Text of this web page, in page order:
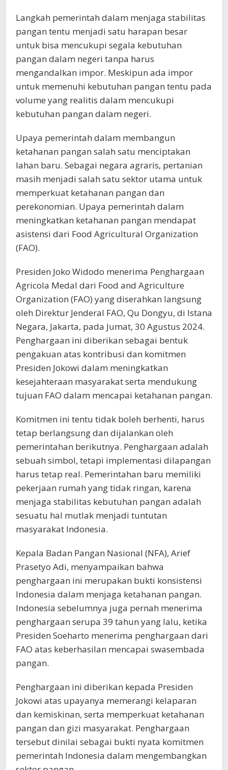
Langkah pemerintah dalam menjaga stabilitas
pangan tentu menjadi satu harapan besar
untuk bisa mencukupi segala kebutuhan
pangan dalam negeri tanpa harus
mengandalkan impor. Meskipun ada impor
untuk memenuhi kebutuhan pangan tentu pada
volume yang realitis dalam mencukupi
kebutuhan pangan dalam negeri.
Upaya pemerintah dalam membangun
ketahanan pangan salah satu menciptakan
lahan baru. Sebagai negara agraris, pertanian
masih menjadi salah satu sektor utama untuk
memperkuat ketahanan pangan dan
perekonomian. Upaya pemerintah dalam
meningkatkan ketahanan pangan mendapat
asistensi dari Food Agricultural Organization
(FAO).
Presiden Joko Widodo menerima Penghargaan
Agricola Medal dari Food and Agriculture
Organization (FAO) yang diserahkan langsung
oleh Direktur Jenderal FAO, Qu Dongyu, di Istana
Negara, Jakarta, pada Jumat, 30 Agustus 2024.
Penghargaan ini diberikan sebagai bentuk
pengakuan atas kontribusi dan komitmen
Presiden Jokowi dalam meningkatkan
kesejahteraan masyarakat serta mendukung
tujuan FAO dalam mencapai ketahanan pangan.
Komitmen ini tentu tidak boleh berhenti, harus
tetap berlangsung dan dijalankan oleh
pemerintahan berikutnya. Penghargaan adalah
sebuah simbol, tetapi implementasi dilapangan
harus tetap real. Pemerintahan baru memiliki
pekerjaan rumah yang tidak ringan, karena
menjaga stabilitas kebutuhan pangan adalah
sesuatu hal mutlak menjadi tuntutan
masyarakat Indonesia.
Kepala Badan Pangan Nasional (NFA), Arief
Prasetyo Adi, menyampaikan bahwa
penghargaan ini merupakan bukti konsistensi
Indonesia dalam menjaga ketahanan pangan.
Indonesia sebelumnya juga pernah menerima
penghargaan serupa 39 tahun yang lalu, ketika
Presiden Soeharto menerima penghargaan dari
FAO atas keberhasilan mencapai swasembada
pangan.
Penghargaan ini diberikan kepada Presiden
Jokowi atas upayanya memerangi kelaparan
dan kemiskinan, serta memperkuat ketahanan
pangan dan gizi masyarakat. Penghargaan
tersebut dinilai sebagai bukti nyata komitmen
pemerintah Indonesia dalam mengembangkan